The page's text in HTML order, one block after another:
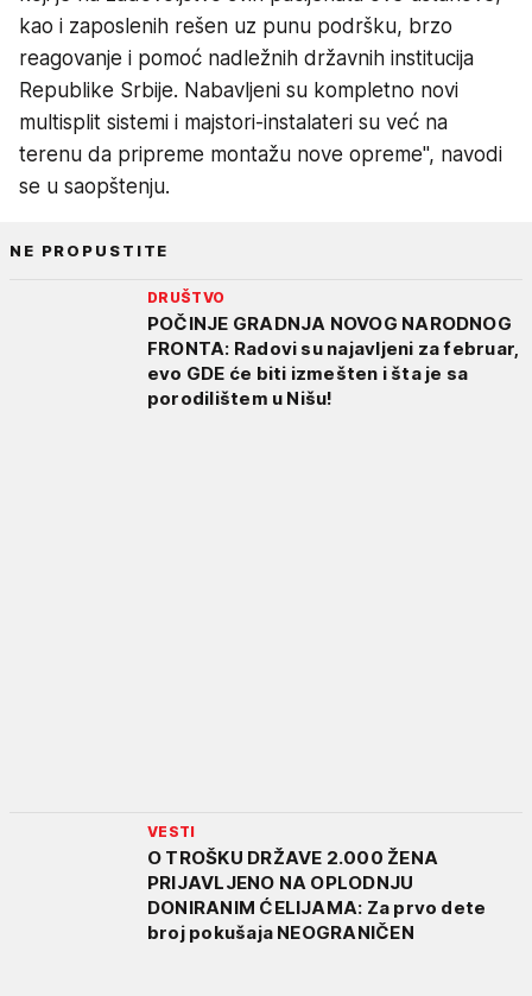
kao i zaposlenih rešen uz punu podršku, brzo
reagovanje i pomoć nadležnih državnih institucija
Republike Srbije. Nabavljeni su kompletno novi
multisplit sistemi i majstori-instalateri su već na
terenu da pripreme montažu nove opreme", navodi
se u saopštenju.
NE PROPUSTITE
DRUŠTVO
POČINJE GRADNJA NOVOG NARODNOG
FRONTA: Radovi su najavljeni za februar,
evo GDE će biti izmešten i šta je sa
porodilištem u Nišu!
VESTI
O TROŠKU DRŽAVE 2.000 ŽENA
PRIJAVLJENO NA OPLODNJU
DONIRANIM ĆELIJAMA: Za prvo dete
broj pokušaja NEOGRANIČEN